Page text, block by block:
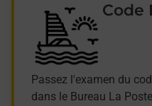
Code
Passez l'examen du
dans le Bureau La